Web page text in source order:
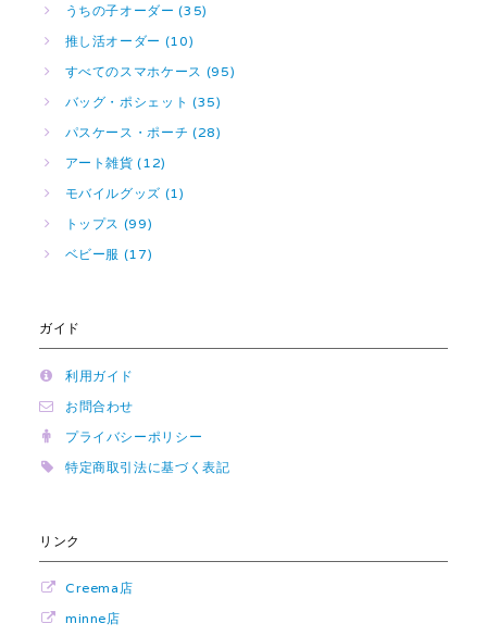
うちの子オーダー (35)
推し活オーダー (10)
すべてのスマホケース (95)
バッグ・ポシェット (35)
パスケース・ポーチ (28)
アート雑貨 (12)
モバイルグッズ (1)
トップス (99)
ベビー服 (17)
ガイド
利用ガイド
お問合わせ
プライバシーポリシー
特定商取引法に基づく表記
リンク
Creema店
minne店